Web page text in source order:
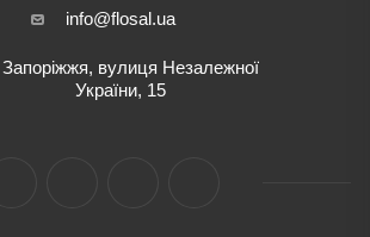
info@flosal.ua
вулиця Незалежної
України, 15